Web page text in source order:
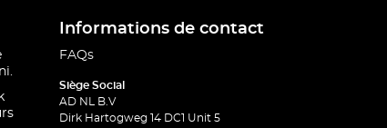
Informations de contact
FAQs
Siège Social
AD NL B.V
Dirk Hartogweg 14 DC1 Unit 5